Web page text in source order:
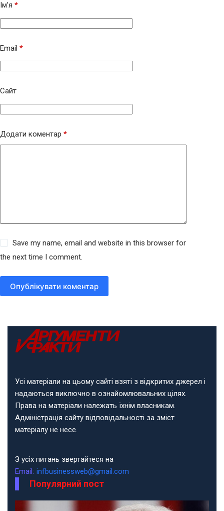
Ім’я *
Email *
Сайт
Додати коментар *
Save my name, email and website in this browser for
the next time I comment.
Опублікувати коментар
Усі матеріали на цьому сайті взяті з відкритих джерел і
надаються виключно в ознайомлювальних цілях.
Права на матеріали належать їхнім власникам.
Адміністрація сайту відповідальності за зміст
матеріалу не несе.
З усіх питань звертайтеся на
Email: infbusinessweb@gmail.com
Популярний пост